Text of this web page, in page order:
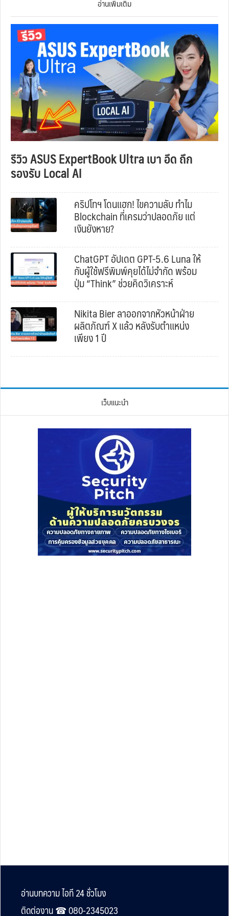
อ่านเพิ่มเติม
รีวิว ASUS ExpertBook Ultra เบา อึด ถึก
รองรับ Local AI
คริปโทฯ โดนแฮก! ไขความลับ ทำไม
Blockchain ที่เครมว่าปลอดภัย แต่
เงินยังหาย?
ChatGPT อัปเดต GPT-5.6 Luna ให้
กับผู้ใช้ฟรีพิมพ์คุยได้ไม่จำกัด พร้อม
ปุ่ม “Think” ช่วยคิดวิเคราะห์
Nikita Bier ลาออกจากหัวหน้าฝ่าย
ผลิตภัณฑ์ X แล้ว หลังรับตำแหน่ง
เพียง 1 ปี
เว็บแนะนำ
Footer
อ่านบทความ ไอที 24 ชั่วโมง
ติดต่องาน ☎︎ 080-2345023